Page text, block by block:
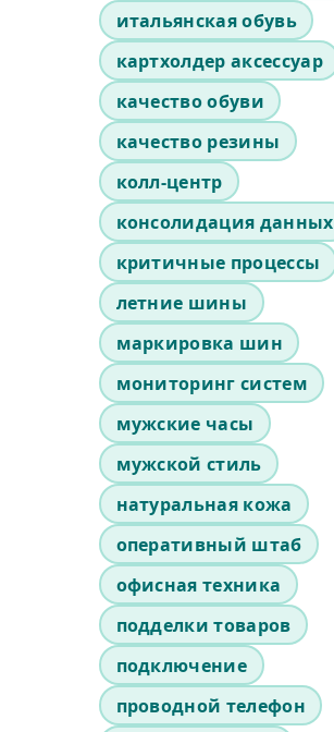
итальянская обувь
картхолдер аксессуар
качество обуви
качество резины
колл-центр
консолидация данных
критичные процессы
летние шины
маркировка шин
мониторинг систем
мужские часы
мужской стиль
натуральная кожа
оперативный штаб
офисная техника
подделки товаров
подключение
проводной телефон